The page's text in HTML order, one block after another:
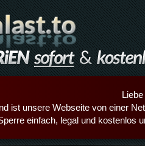
ist unsere Webseite von einer
einfach, legal und kostenlos